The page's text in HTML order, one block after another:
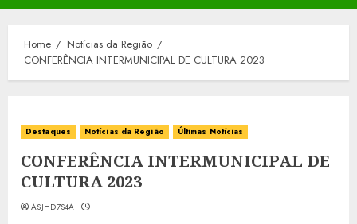
Menu
Home
Notícias da Região
CONFERÊNCIA INTERMUNICIPAL DE CULTURA 2023
Destaques Notícias da Região Últimas Notícias
CONFERÊNCIA INTERMUNICIPAL DE
CULTURA 2023
ASJHD7S4A